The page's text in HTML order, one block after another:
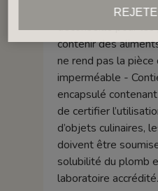
Groupe IV (GIV):
déconseillé pour
contenir des
ne rend pas la
imperméable -
encapsulé
de certifier
d’objets culinaires,
doivent être
solubilité du plomb
laboratoire accrédité.